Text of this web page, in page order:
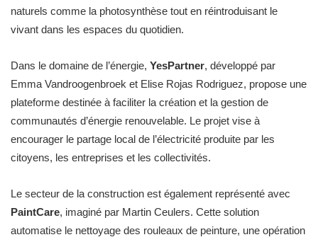
naturels comme la photosynthèse tout en réintroduisant le
vivant dans les espaces du quotidien.
Dans le domaine de l’énergie, YesPartner, développé par
Emma Vandroogenbroek et Elise Rojas Rodriguez, propose une
plateforme destinée à faciliter la création et la gestion de
communautés d’énergie renouvelable. Le projet vise à
encourager le partage local de l’électricité produite par les
citoyens, les entreprises et les collectivités.
Le secteur de la construction est également représenté avec
PaintCare, imaginé par Martin Ceulers. Cette solution
automatise le nettoyage des rouleaux de peinture, une opération